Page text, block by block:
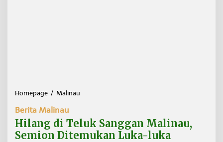
Homepage / Malinau
a
n
g
Berita Malinau
Hilang di Teluk Sanggan Malinau,
Semion Ditemukan Luka-luka